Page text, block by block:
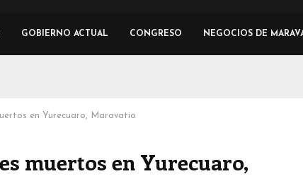
GOBIERNO ACTUAL CONGRESO NEGOCIOS DE
en Yurecuaro, Maravatio
muertos en Yurecuaro,